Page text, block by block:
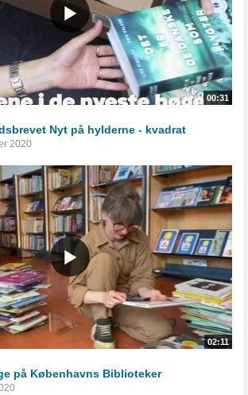
00:31
Nyt på hylderne - kvadrat
2020
02:11
på Københavns Biblioteker